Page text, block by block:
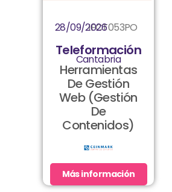
IFCT053PO
28/09/2026
Teleformación
Cantabria
Herramientas
De Gestión
Web (Gestión
De
Contenidos)
Más información